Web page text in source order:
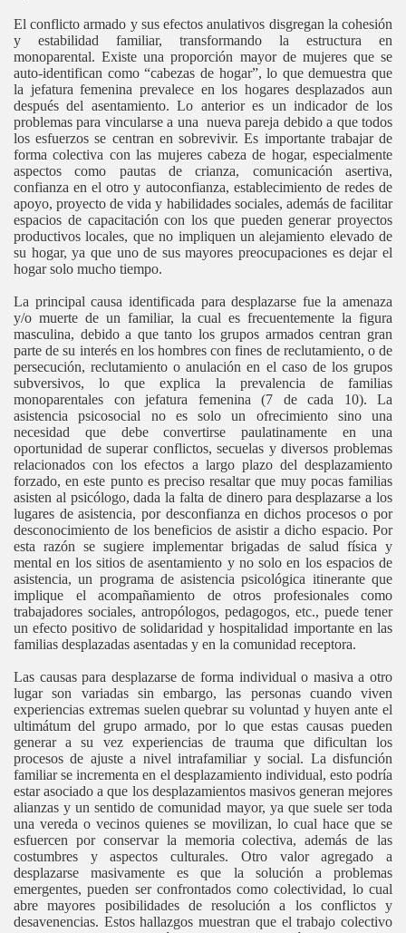
El conflicto armado y sus efectos anulativos disgregan la cohesión
y estabilidad familiar, transformando la estructura en
monoparental. Existe una proporción mayor de mujeres que se
auto-identifican como “cabezas de hogar”, lo que demuestra que
la jefatura femenina prevalece en los hogares desplazados aun
después del asentamiento. Lo anterior es un indicador de los
problemas para vincularse a una nueva pareja debido a que todos
los esfuerzos se centran en sobrevivir. Es importante trabajar de
forma colectiva con las mujeres cabeza de hogar, especialmente
aspectos como pautas de crianza, comunicación asertiva,
confianza en el otro y autoconfianza, establecimiento de redes de
apoyo, proyecto de vida y habilidades sociales, además de facilitar
espacios de capacitación con los que pueden generar proyectos
productivos locales, que no impliquen un alejamiento elevado de
su hogar, ya que uno de sus mayores preocupaciones es dejar el
hogar solo mucho tiempo.
La principal causa identificada para desplazarse fue la amenaza
y/o muerte de un familiar, la cual es frecuentemente la figura
masculina, debido a que tanto los grupos armados centran gran
parte de su interés en los hombres con fines de reclutamiento, o de
persecución, reclutamiento o anulación en el caso de los grupos
subversivos, lo que explica la prevalencia de familias
monoparentales con jefatura femenina (7 de cada 10). La
asistencia psicosocial no es solo un ofrecimiento sino una
necesidad que debe convertirse paulatinamente en una
oportunidad de superar conflictos, secuelas y diversos problemas
relacionados con los efectos a largo plazo del desplazamiento
forzado, en este punto es preciso resaltar que muy pocas familias
asisten al psicólogo, dada la falta de dinero para desplazarse a los
lugares de asistencia, por desconfianza en dichos procesos o por
desconocimiento de los beneficios de asistir a dicho espacio. Por
esta razón se sugiere implementar brigadas de salud física y
mental en los sitios de asentamiento y no solo en los espacios de
asistencia, un programa de asistencia psicológica itinerante que
implique el acompañamiento de otros profesionales como
trabajadores sociales, antropólogos, pedagogos, etc., puede tener
un efecto positivo de solidaridad y hospitalidad importante en las
familias desplazadas asentadas y en la comunidad receptora.
Las causas para desplazarse de forma individual o masiva a otro
lugar son variadas sin embargo, las personas cuando viven
experiencias extremas suelen quebrar su voluntad y huyen ante el
ultimátum del grupo armado, por lo que estas causas pueden
generar a su vez experiencias de trauma que dificultan los
procesos de ajuste a nivel intrafamiliar y social. La disfunción
familiar se incrementa en el desplazamiento individual, esto podría
estar asociado a que los desplazamientos masivos generan mejores
alianzas y un sentido de comunidad mayor, ya que suele ser toda
una vereda o vecinos quienes se movilizan, lo cual hace que se
esfuercen por conservar la memoria colectiva, además de las
costumbres y aspectos culturales. Otro valor agregado a
desplazarse masivamente es que la solución a problemas
emergentes, pueden ser confrontados como colectividad, lo cual
abre mayores posibilidades de resolución a los conflictos y
desavenencias. Estos hallazgos muestran que el trabajo colectivo